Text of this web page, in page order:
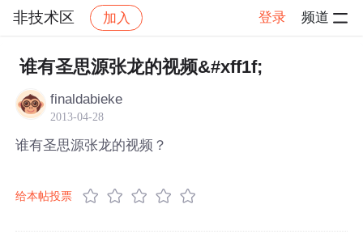
非技术区 加入 登录 频道
社区 非技术区 帖子详情
谁有圣思源张龙的视频&#xff1f;
finaldabieke
2013-04-28
谁有圣思源张龙的视频？
给本帖投票